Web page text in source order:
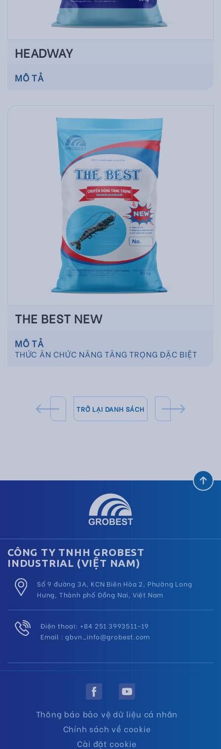
HEADWAY
MÔ TẢ
THE BEST NEW
MÔ TẢ
THỨC ĂN CHỨC NĂNG TĂNG TRỌNG ĐẶC BIỆT
TRỞ LẠI DANH SÁCH
CÔNG TY TNHH GROBEST
INDUSTRIAL (VIỆT NAM)
Số 9 đường 3A, KCN Biên Hòa 2, Phường Long
Hưng, Thành phố Đồng Nai, Việt Nam
Điện thoại: +84 251 3993511–19
Email :gbvn_info@grobest.com
Thông báo bảo vệ dữ liệu cá nhân
Chính sách về cookie
Cài đặt cookie